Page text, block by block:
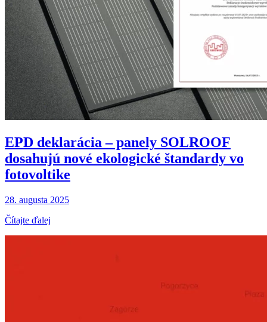
EPD deklarácia – panely SOLROOF
dosahujú nové ekologické štandardy vo
fotovoltike
28. augusta 2025
Čítajte ďalej